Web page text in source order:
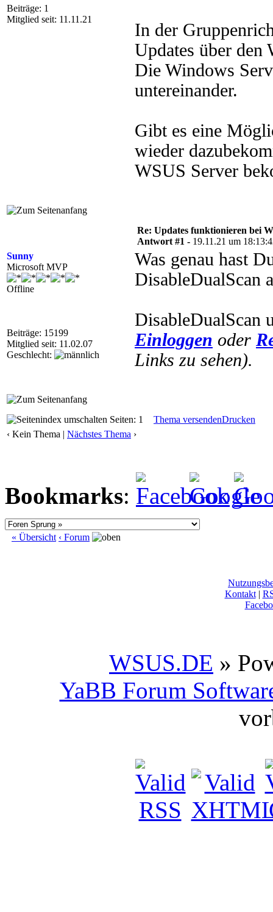
Beiträge: 1
Mitglied seit: 11.11.21
In der
Updates über den
Die Windows
untereinander.
Gibt es eine
wieder
WSUS Server
Sunny
Microsoft MVP
Offline
Beiträge: 15199
Mitglied seit: 11.02.07
Geschlecht:
Re: Updates funktionieren bei
Antwort #1 - 19.11.21 um
Was genau hast
DisableDualScan
DisableDualScan
Einloggen oder
Links zu sehen).
Seiten: 1 Thema versendenDrucken
‹ Kein Thema | Nächstes Thema ›
Bookmarks:
« Übersicht ‹ Forum
Kontakt|
WSUS.DE »
YaBB Forum